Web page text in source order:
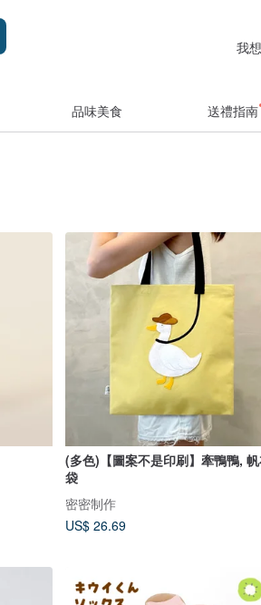
我
品味美食 送禮指南
(多色)【圖案不是印刷】牽鴨鴨,
袋
密密制作
US$ 26.69